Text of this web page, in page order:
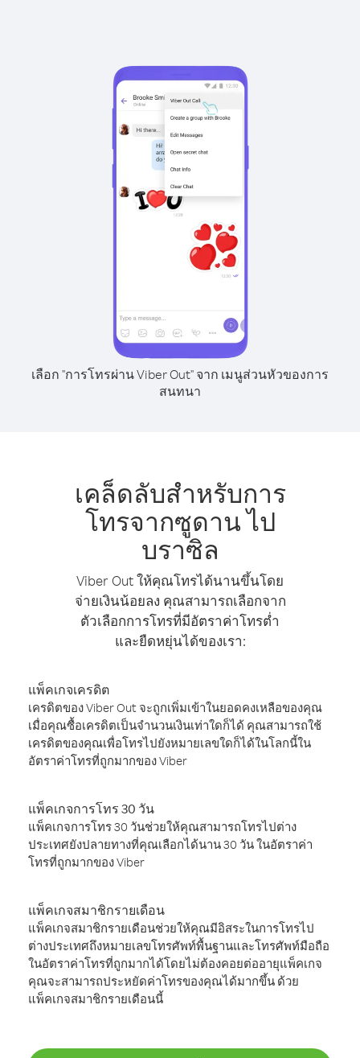
เลือก "การโทรผ่าน Viber Out" จาก เมนูส่วนหัวของการ
สนทนา
เคล็ดลับสำหรับการ
โทรจากซูดาน ไป
บราซิล
Viber Out ให้คุณโทรได้นานขึ้นโดย
จ่ายเงินน้อยลง คุณสามารถเลือกจาก
ตัวเลือกการโทรที่มีอัตราค่าโทรต่ำ
และยืดหยุ่นได้ของเรา:
แพ็คเกจเครดิต
เครดิตของ Viber Out จะถูกเพิ่มเข้าในยอดคงเหลือของคุณ
เมื่อคุณซื้อเครดิตเป็นจำนวนเงินเท่าใดก็ได้ คุณสามารถใช้
เครดิตของคุณเพื่อโทรไปยังหมายเลขใดก็ได้ในโลกนี้ใน
อัตราค่าโทรที่ถูกมากของ Viber
แพ็คเกจการโทร 30 วัน
แพ็คเกจการโทร 30 วันช่วยให้คุณสามารถโทรไปต่าง
ประเทศยังปลายทางที่คุณเลือกได้นาน 30 วัน ในอัตราค่า
โทรที่ถูกมากของ Viber
แพ็คเกจสมาชิกรายเดือน
แพ็คเกจสมาชิกรายเดือนช่วยให้คุณมีอิสระในการโทรไป
ต่างประเทศถึงหมายเลขโทรศัพท์พื้นฐานและโทรศัพท์มือถือ
ในอัตราค่าโทรที่ถูกมากได้โดยไม่ต้องคอยต่ออายุแพ็คเกจ
คุณจะสามารถประหยัดค่าโทรของคุณได้มากขึ้น ด้วย
แพ็คเกจสมาชิกรายเดือนนี้